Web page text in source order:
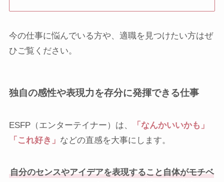
今の仕事に悩んでいる方や、適職を見つけたい方はぜ
ひご覧ください。
独自の感性や表現力を存分に発揮できる仕事
ESFP（エンターテイナー）は、
「なんかいいかも」
「これ好き」 などの直感を大事にします。
自分のセンスやアイデアを表現すること自体がモチベ